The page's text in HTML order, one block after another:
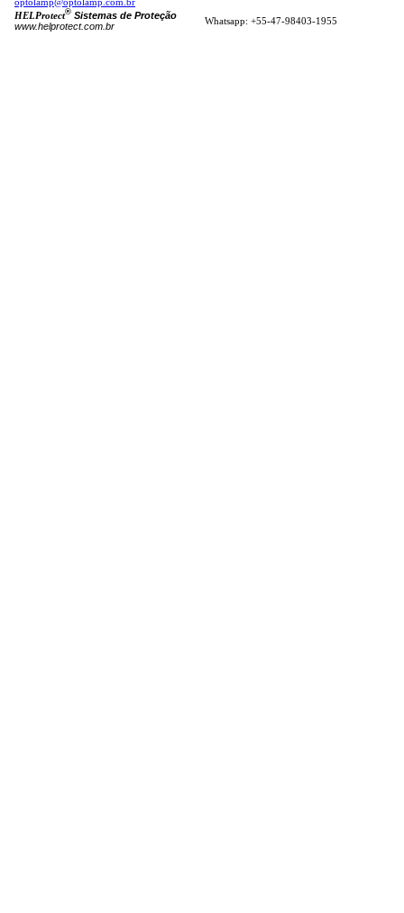
optolamp@optolamp.com.br
HELProtect® Sistemas de Proteção
www.helprotect.com.br
Whatsapp: +55-47-98403-1955